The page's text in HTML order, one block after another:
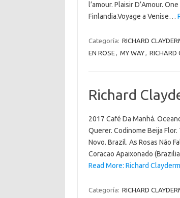
l’amour. Plaisir D’Amour.
Finlandia.Voyage a Venise…
Categoría: RICHARD
EN ROSE, MY WAY, RICHARD
Richard
2017 Café Da Manhá.
Querer. Codinome Beija Flor.
Novo. Brazil. As Rosas Não
Coracao Apaixonado
Read More: Richard
Categoría: RICHARD